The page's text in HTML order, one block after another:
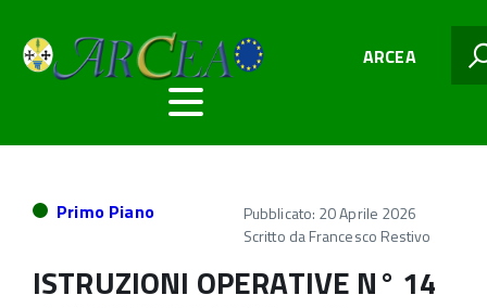
ARCEA
Primo Piano
Pubblicato: 20 Aprile 2026
Scritto daFrancesco Restivo
ISTRUZIONI OPERATIVE N° 14